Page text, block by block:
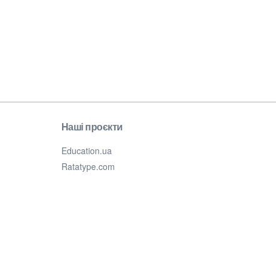
Наші проєкти
Education.ua
Ratatype.com